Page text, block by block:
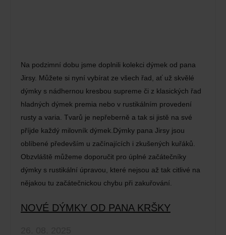
Na podzimní dobu jsme doplnili kolekci dýmek od pana
Jirsy. Můžete si nyní vybírat ze všech řad, ať už skvělé
dýmky s nádhernou kresbou supreme či z klasických řad
hladných dýmek premia nebo v rustikálním provedení
rusty a varia. Tvarů je nepřeberně a tak si jistě na své
příjde každý milovník dýmek.Dýmky pana Jirsy jsou
oblíbené především u začínajících i zkušených kuřáků.
Obzvláště můžeme doporučit pro úplné začátečníky
dýmky s rustikální úpravou, které nejsou až tak citlivé na
nějakou tu začátečnickou chybu při zakuřování.
NOVÉ DÝMKY OD PANA KRŠKY